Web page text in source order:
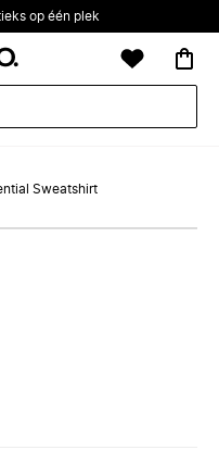
op één plek
Sweatshirt